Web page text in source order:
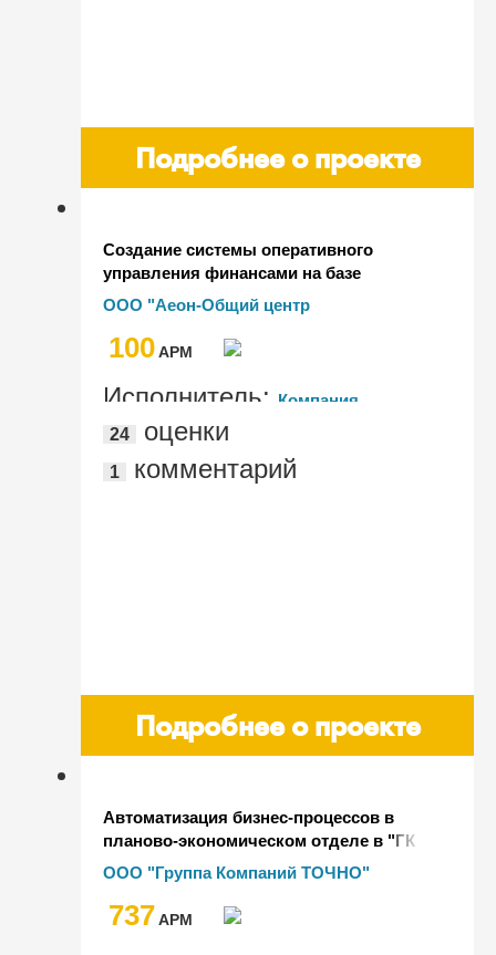
Подробнее о проекте
Создание системы оперативного
управления финансами на базе
1С:Управление холдингом
ООО "Аеон-Общий центр
100AРМ
Исполнитель: Компания
"bobday"
24 оценки
1 комментарий
Подробнее о проекте
Автоматизация бизнес-процессов в
планово-экономическом отделе в "ГК
ТОЧНО", а также автоматизация
комплексного БП строительства на
основе дорожных карт
ООО "Группа Компаний ТОЧНО"
737AРМ